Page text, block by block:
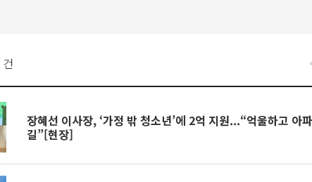
건
장혜선 이사장, ‘가정 밖 청소년’에 2억 지원...“억울하고 아
길”[현장]